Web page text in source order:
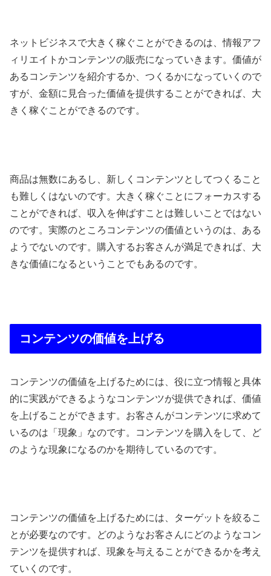
ネットビジネスで大きく稼ぐことができるのは、情報アフ
ィリエイトかコンテンツの販売になっていきます。価値が
あるコンテンツを紹介するか、つくるかになっていくので
すが、金額に見合った価値を提供することができれば、大
きく稼ぐことができるのです。
商品は無数にあるし、新しくコンテンツとしてつくること
も難しくはないのです。大きく稼ぐことにフォーカスする
ことができれば、収入を伸ばすことは難しいことではない
のです。実際のところコンテンツの価値というのは、ある
ようでないのです。購入するお客さんが満足できれば、大
きな価値になるということでもあるのです。
コンテンツの価値を上げる
コンテンツの価値を上げるためには、役に立つ情報と具体
的に実践ができるようなコンテンツが提供できれば、価値
を上げることができます。お客さんがコンテンツに求めて
いるのは「現象」なのです。コンテンツを購入をして、ど
のような現象になるのかを期待しているのです。
コンテンツの価値を上げるためには、ターゲットを絞るこ
とが必要なのです。どのようなお客さんにどのようなコン
テンツを提供すれば、現象を与えることができるかを考え
ていくのです。